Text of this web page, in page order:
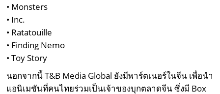
• Monsters
• Inc.
• Ratatouille
• Finding Nemo
• Toy Story
นอกจากนี้ T&B Media Global ยังมีพาร์ตเนอร์ในจีน เพื่อนำ
แอนิเมชันที่คนไทยร่วมเป็นเจ้าของบุกตลาดจีน ซึ่งมี Box